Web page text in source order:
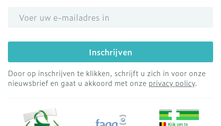
Inschrijven
Door op inschrijven te klikken, schrijft u zich in voor onze
nieuwsbrief en gaat u akkoord met onze privacy policy.